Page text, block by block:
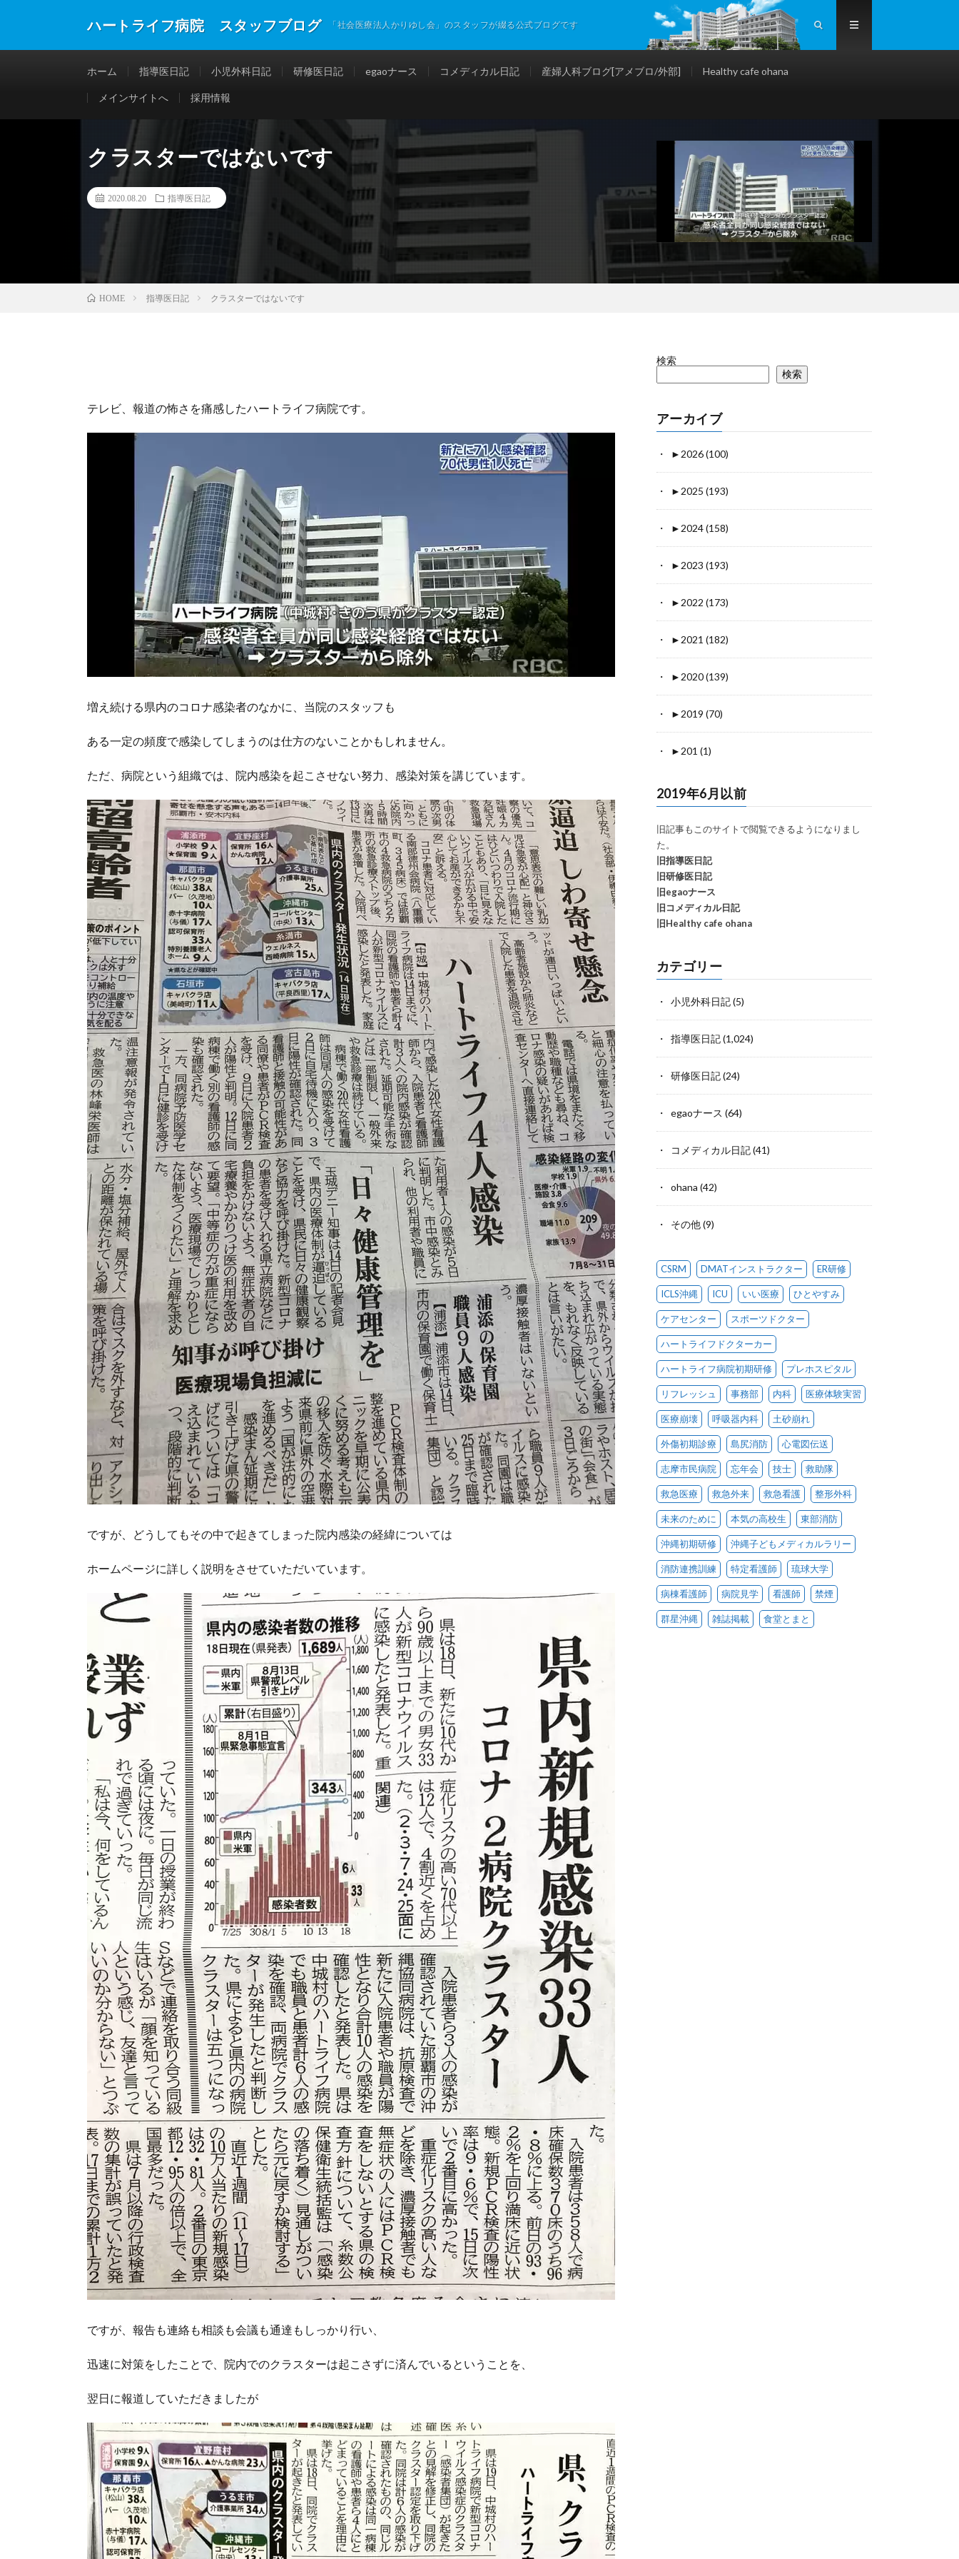
ハートライフ病院 スタッフブログ 「社会医療法人かりゆし会」のスタッフが綴る公式ブログです
ホーム 指導医日記 小児外科日記 研修医日記 egaoナース コメディカル日記 産婦人科ブログ[アメブロ/外部] Healthy cafe ohana
メインサイトへ 採用情報
クラスターではないです
2020.08.20 指導医日記
HOME 指導医日記 クラスターではないです
テレビ、報道の怖さを痛感したハートライフ病院です。
増え続ける県内のコロナ感染者のなかに、当院のスタッフも
ある一定の頻度で感染してしまうのは仕方のないことかもしれません。
ただ、病院という組織では、院内感染を起こさせない努力、感染対策を講じています。
ですが、どうしてもその中で起きてしまった院内感染の経緯については
ホームページに詳しく説明をさせていただいています。
ですが、報告も連絡も相談も会議も通達もしっかり行い、
迅速に対策をしたことで、院内でのクラスターは起こさずに済んでいるということを、
翌日に報道していただきましたが
検索
検索
アーカイブ
► 2026 (100)
► 2025 (193)
► 2024 (158)
► 2023 (193)
► 2022 (173)
► 2021 (182)
► 2020 (139)
► 2019 (70)
► 201 (1)
2019年6月以前
旧記事もこのサイトで閲覧できるようになりまし
た。
旧指導医日記
旧研修医日記
旧egaoナース
旧コメディカル日記
旧Healthy cafe ohana
カテゴリー
小児外科日記(5)
指導医日記(1,024)
研修医日記(24)
egaoナース (64)
コメディカル日記(41)
ohana (42)
その他(9)
CSRM DMATインストラクター ER研修
ICLS沖縄 ICU いい医療 ひとやすみ
ケアセンター スポーツドクター
ハートライフドクターカー
ハートライフ病院初期研修 プレホスピタル
リフレッシュ 事務部 内科 医療体験実習
医療崩壊 呼吸器内科 土砂崩れ
外傷初期診療 島尻消防 心電図伝送
志摩市民病院 忘年会 技士 救助隊
救急医療 救急外来 救急看護 整形外科
未来のために 本気の高校生 東部消防
沖縄初期研修 沖縄子どもメディカルラリー
消防連携訓練 特定看護師 琉球大学
病棟看護師 病院見学 看護師 禁煙
群星沖縄 雑誌掲載 食堂とまと